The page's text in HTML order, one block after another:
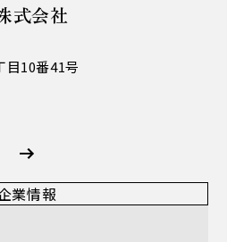
式会社
目10番41号
業情報